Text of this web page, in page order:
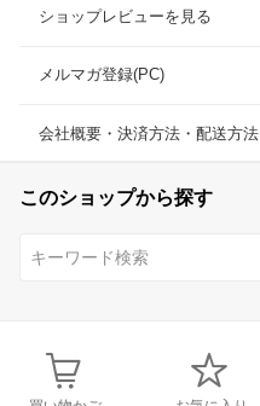
ショップレビューを見る
メルマガ登録(PC)
会社概要・決済方法・配送方法
このショップから探す